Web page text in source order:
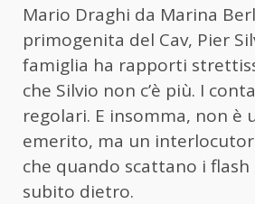
Mario Draghi da Marina
primogenita del Cav, Pier
famiglia ha rapporti
che Silvio non c’è più. I
regolari. E insomma, non è
emerito, ma un
che quando scattano i flash
subito dietro.